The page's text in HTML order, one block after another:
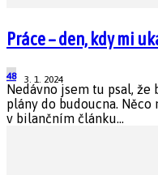
Práce – den, kdy mi
3. 1. 2024
48
Nedávno jsem tu psal,
plány do budoucna.
v bilančním článku...